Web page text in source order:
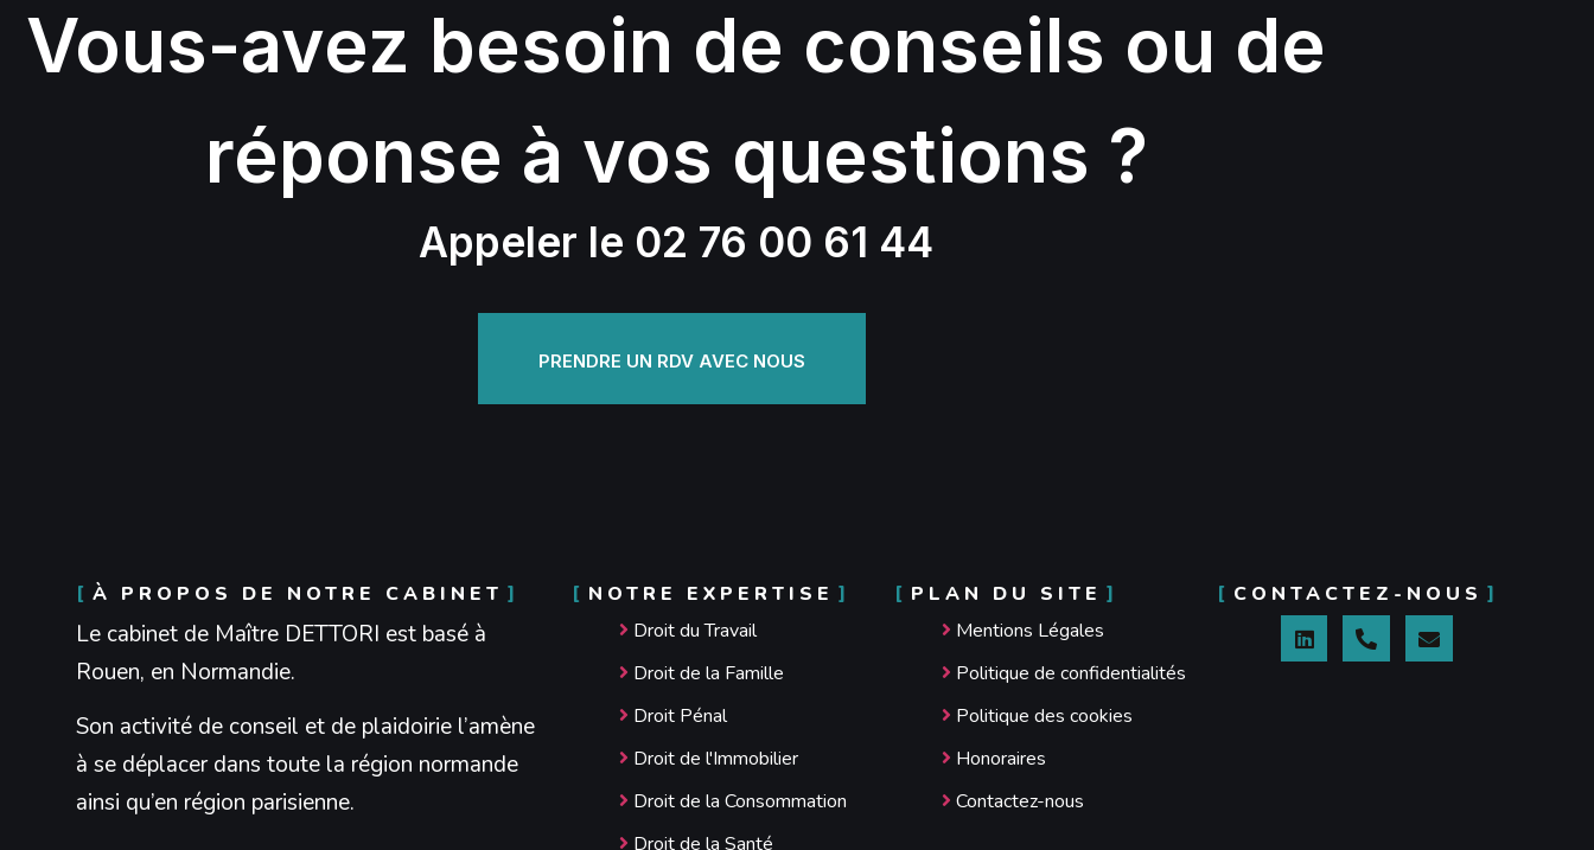
Vous-avez besoin de conseils ou de
réponse à vos questions ?
Appeler le 02 76 00 61 44
PRENDRE UN RDV AVEC NOUS
À PROPOS DE NOTRE CABINET
Le cabinet de Maître DETTORI est basé à
Rouen, en Normandie.
Son activité de conseil et de plaidoirie l’amène
à se déplacer dans toute la région normande
ainsi qu’en région parisienne.
NOTRE EXPERTISE
Droit du Travail
Droit de la Famille
Droit Pénal
Droit de l'Immobilier
Droit de la Consommation
Droit de la Santé
PLAN DU SITE
Mentions Légales
Politique de confidentialités
Politique des cookies
Honoraires
Contactez-nous
CONTACTEZ-NOUS